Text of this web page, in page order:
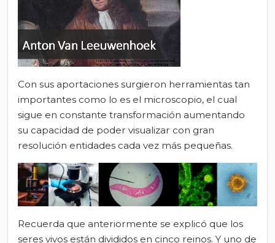
Con sus aportaciones surgieron herramientas tan
importantes como lo es el microscopio, el cual
sigue en constante transformación aumentando
su capacidad de poder visualizar con gran
resolución entidades cada vez más pequeñas.
Recuerda que anteriormente se explicó que los
seres vivos están divididos en cinco reinos. Y uno de